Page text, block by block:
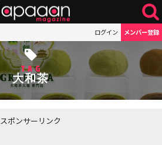
ログイン メンバー登録
TAG
大和茶
スポンサーリンク